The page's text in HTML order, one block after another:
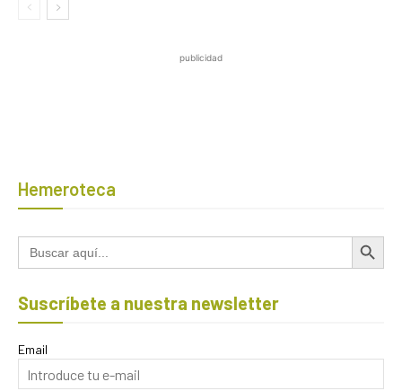
publicidad
Hemeroteca
Buscar: Botón de
Suscríbete a nuestra newsletter
Email